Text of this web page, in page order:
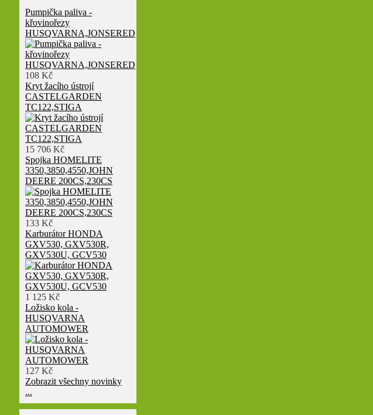
Pumpička paliva -
křovinořezy
HUSQVARNA,JONSERED
108 Kč
Kryt žacího ústrojí
CASTELGARDEN
TC122,STIGA
15 706 Kč
Spojka HOMELITE
3350,3850,4550,JOHN
DEERE 200CS,230CS
133 Kč
Karburátor HONDA
GXV530, GXV530R,
GXV530U, GCV530
1 125 Kč
Ložisko kola -
HUSQVARNA
AUTOMOWER
127 Kč
Zobrazit všechny novinky
...